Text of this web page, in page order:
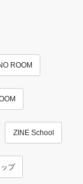
ROOM
ZINE School
プ